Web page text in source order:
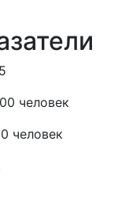
человек
человек